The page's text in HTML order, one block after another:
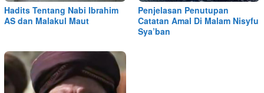
Hadits Tentang Nabi Ibrahim
AS dan Malakul Maut
Penjelasan Penutupan
Catatan Amal Di Malam Nisyfu
Sya’ban